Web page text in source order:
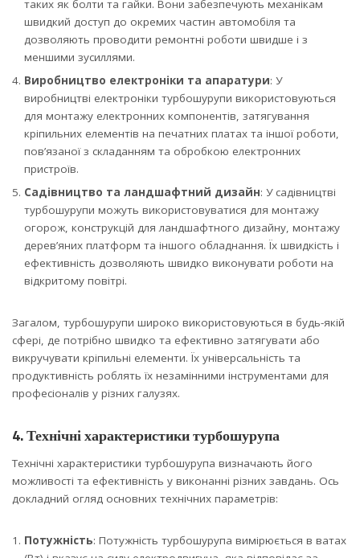
таких як болти та гайки. Вони забезпечують механікам
швидкий доступ до окремих частин автомобіля та
дозволяють проводити ремонтні роботи швидше і з
меншими зусиллями.
Виробництво електроніки та апаратури: У
виробництві електроніки турбошурупи використовуються
для монтажу електронних компонентів, затягування
кріпильних елементів на печатних платах та іншої роботи,
пов’язаної з складанням та обробкою електронних
пристроїв.
Садівництво та ландшафтний дизайн: У садівництві
турбошурупи можуть використовуватися для монтажу
огорож, конструкцій для ландшафтного дизайну, монтажу
дерев’яних платформ та іншого обладнання. Їх швидкість і
ефективність дозволяють швидко виконувати роботи на
відкритому повітрі.
Загалом, турбошурупи широко використовуються в будь-якій
сфері, де потрібно швидко та ефективно затягувати або
викручувати кріпильні елементи. Їх універсальність та
продуктивність роблять їх незамінними інструментами для
професіоналів у різних галузях.
4. Технічні характеристики турбошурупа
Технічні характеристики турбошурупа визначають його
можливості та ефективність у виконанні різних завдань. Ось
докладний огляд основних технічних параметрів:
Потужність: Потужність турбошурупа вимірюється в ватах